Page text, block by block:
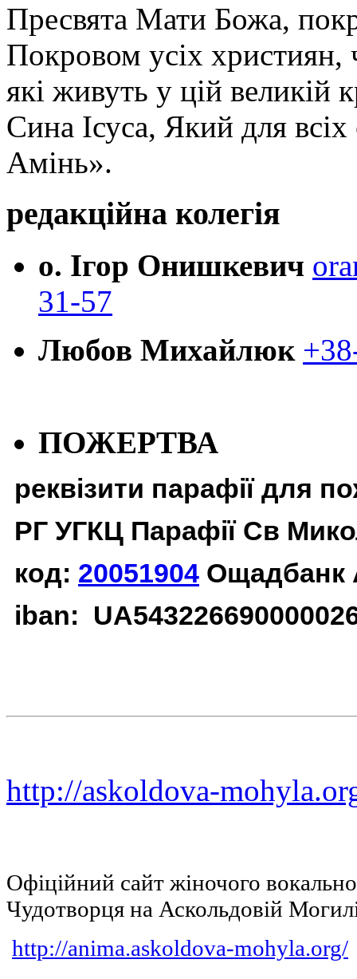
Пресвята Мати Божа,
Покровом усіх християн,
які живуть у цій великій
Сина Ісуса, Який для
Амінь».
редакційна колегія
о. Ігор Онишкевич
31-57
Любов Михайлюк
ПОЖЕРТВА
реквізити парафії для
РГ УГКЦ Парафії Св
код: 20051904 Ощадбанк
iban:
http://askoldova-
Офіційний сайт жіночого
Чудотворця на Аскольдовій
http://anima.askoldova-mohyla.org/